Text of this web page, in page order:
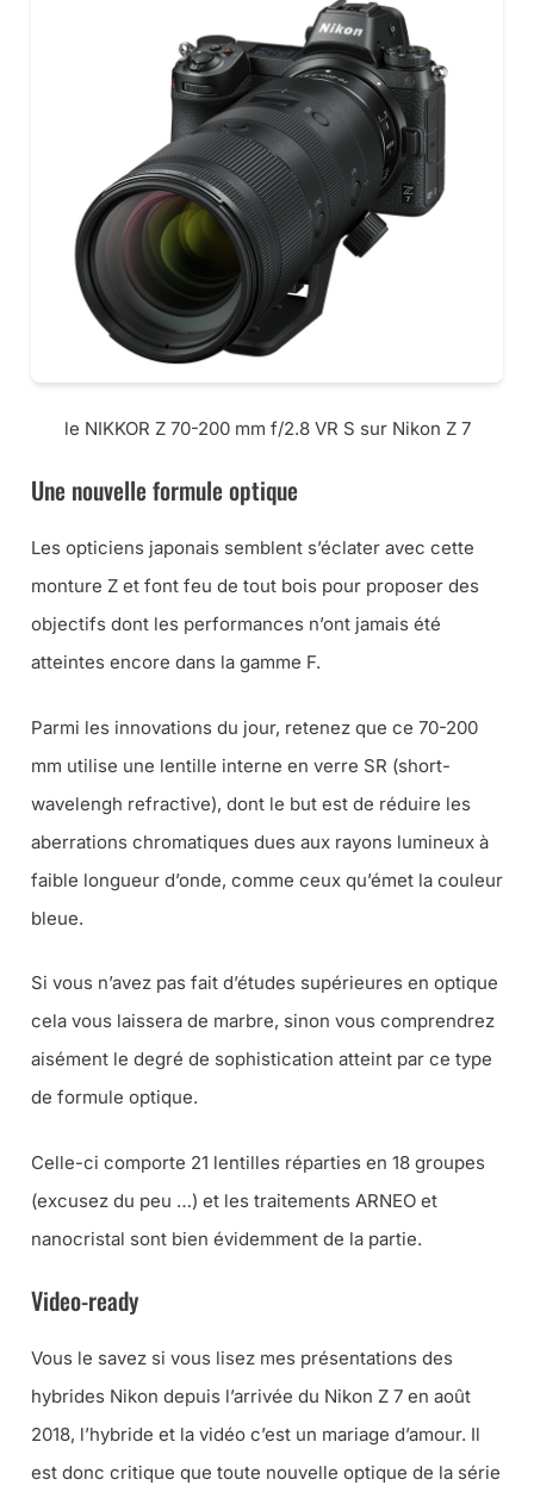
le NIKKOR Z 70-200 mm f/2.8 VR S sur Nikon Z 7
Une nouvelle formule optique
Les opticiens japonais semblent s’éclater avec cette
monture Z et font feu de tout bois pour proposer des
objectifs dont les performances n’ont jamais été
atteintes encore dans la gamme F.
Parmi les innovations du jour, retenez que ce 70-200
mm utilise une lentille interne en verre SR (short-
wavelengh refractive), dont le but est de réduire les
aberrations chromatiques dues aux rayons lumineux à
faible longueur d’onde, comme ceux qu’émet la couleur
bleue.
Si vous n’avez pas fait d’études supérieures en optique
cela vous laissera de marbre, sinon vous comprendrez
aisément le degré de sophistication atteint par ce type
de formule optique.
Celle-ci comporte 21 lentilles réparties en 18 groupes
(excusez du peu …) et les traitements ARNEO et
nanocristal sont bien évidemment de la partie.
Video-ready
Vous le savez si vous lisez mes présentations des
hybrides Nikon depuis l’arrivée du Nikon Z 7 en août
2018, l’hybride et la vidéo c’est un mariage d’amour. Il
est donc critique que toute nouvelle optique de la série